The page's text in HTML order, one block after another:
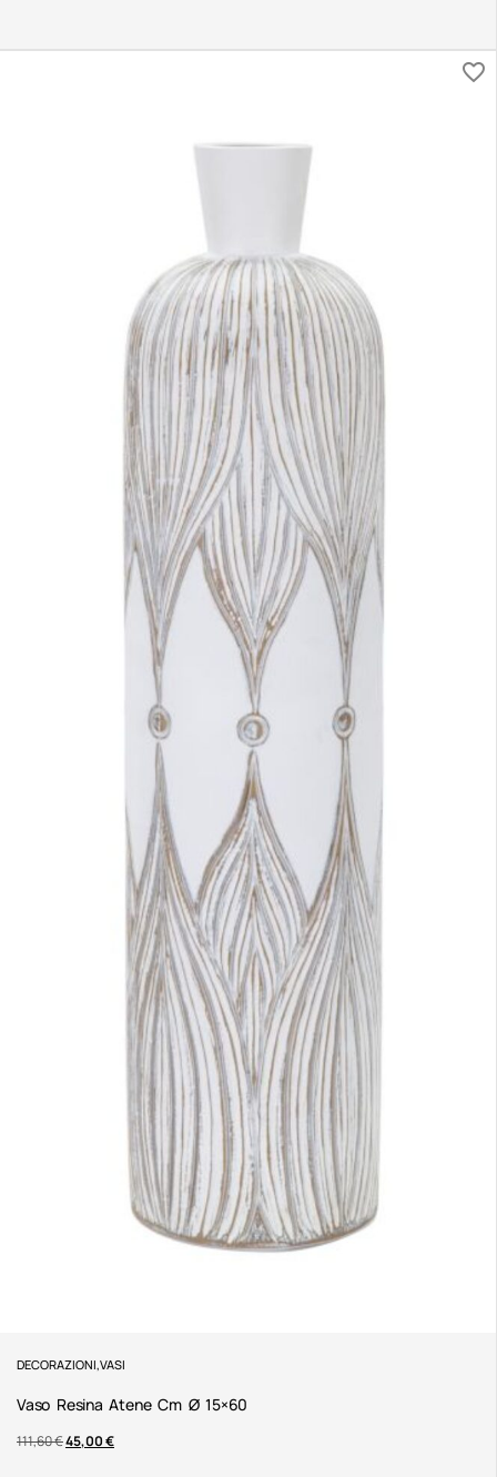
DECORAZIONI,VASI
Vaso Resina Atene Cm Ø 15×60
111,60€45,00€